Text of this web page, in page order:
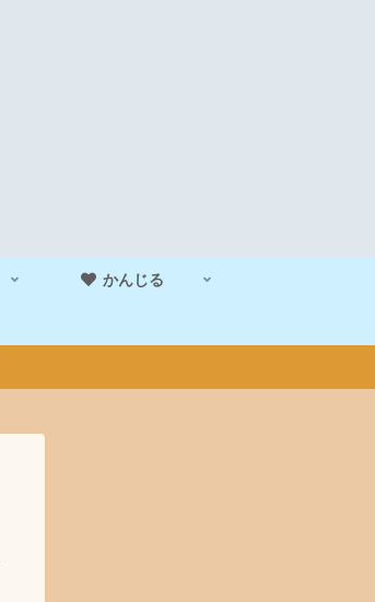
かんじる